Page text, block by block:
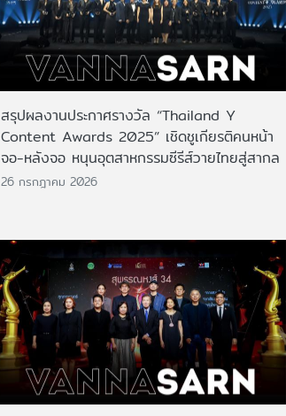
สรุปผลงานประกาศรางวัล “Thailand Y
Content Awards 2025” เชิดชูเกียรติคนหน้า
จอ-หลังจอ หนุนอุตสาหกรรมซีรีส์วายไทยสู่สากล
26 กรกฎาคม 2026